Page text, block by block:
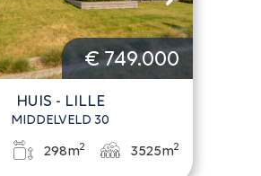
€ 749.000
HUIS - LILLE
MIDDELVELD 30
298m2 3525m2